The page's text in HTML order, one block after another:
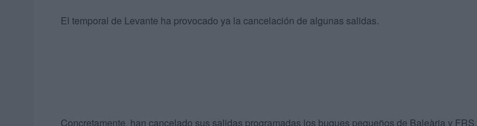
El temporal de Levante ha provocado ya la cancelación de algunas salidas.
Concretamente, han cancelado sus salidas programadas los buques pequeños de Baleària y FRS.